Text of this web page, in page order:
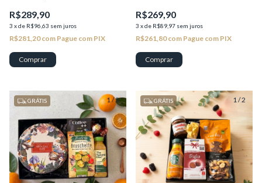
R$289,90
3 xde R$96,63 sem juros
R$281,20com Pague com PIX
R$269,90
3 xde R$89,97 sem juros
R$261,80com Pague com PIX
1/2
GRÁTIS 1/2
GRÁTIS